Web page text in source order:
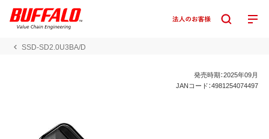
SSD-SD2.0U3BA/D
発売時期：2025年09月
JANコード：4981254074497